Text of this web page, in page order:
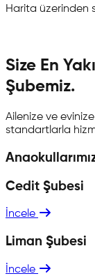
Harita üzerinden
Size En
Şubemiz.
Ailenize ve
standartlarla
Cedit Şubesi
İncele
Liman Şubesi
İncele